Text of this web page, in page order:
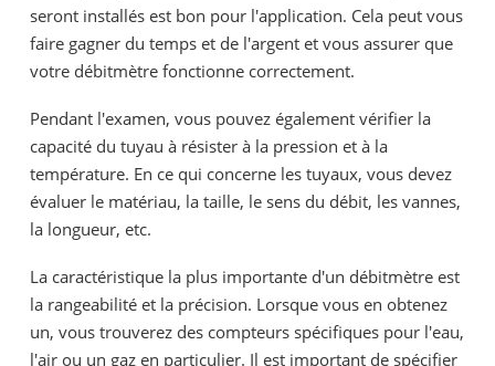
seront installés est bon pour l'application. Cela peut vous
faire gagner du temps et de l'argent et vous assurer que
votre débitmètre fonctionne correctement.
Pendant l'examen, vous pouvez également vérifier la
capacité du tuyau à résister à la pression et à la
température. En ce qui concerne les tuyaux, vous devez
évaluer le matériau, la taille, le sens du débit, les vannes,
la longueur, etc.
La caractéristique la plus importante d'un débitmètre est
la rangeabilité et la précision. Lorsque vous en obtenez
un, vous trouverez des compteurs spécifiques pour l'eau,
l'air ou un gaz en particulier. Il est important de spécifier